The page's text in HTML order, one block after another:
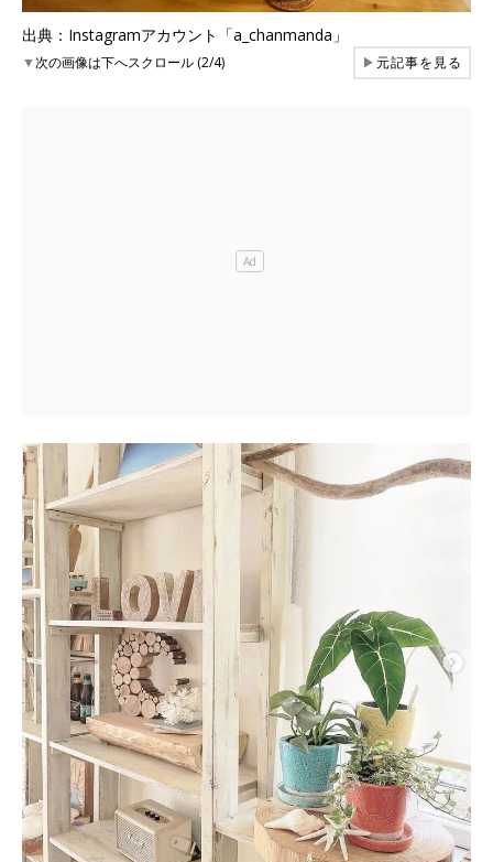
出典：Instagramアカウント「a_chanmanda」
▼次の画像は下へスクロール (2/4) ▶元記事を見る